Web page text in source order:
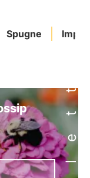
Spugne